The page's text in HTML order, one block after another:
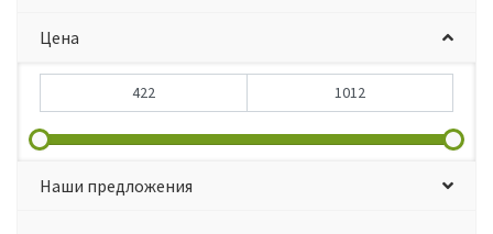
Цена
Наши предложения